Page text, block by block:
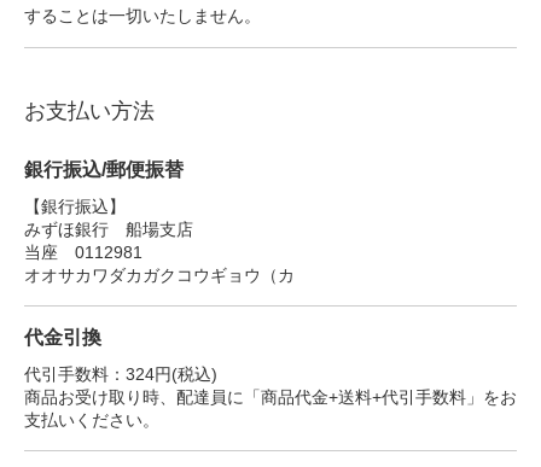
することは一切いたしません。
お支払い方法
銀行振込/郵便振替
【銀行振込】
みずほ銀行 船場支店
当座 0112981
オオサカワダカガクコウギョウ（カ
代金引換
代引手数料：324円(税込)
商品お受け取り時、配達員に「商品代金+送料+代引手数料」をお
支払いください。